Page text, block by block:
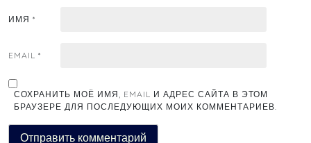
ИМЯ *
EMAIL *
СОХРАНИТЬ МОЁ ИМЯ, EMAIL И АДРЕС САЙТА В ЭТОМ
БРАУЗЕРЕ ДЛЯ ПОСЛЕДУЮЩИХ МОИХ КОММЕНТАРИЕВ.